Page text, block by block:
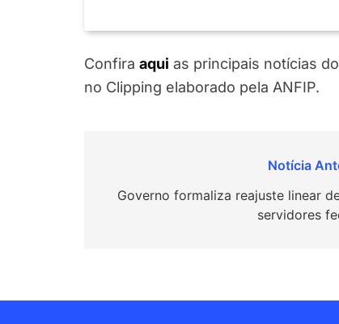
Confira aqui as principais notícias
no Clipping elaborado pela ANFIP.
deGoverno formaliza reajuste linear
servidores